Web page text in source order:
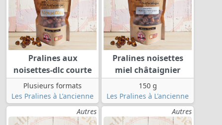
Pralines aux
noisettes-dlc courte
Plusieurs formats
Les Pralines à L'ancienne
Pralines noisettes
miel châtaignier
150 g
Les Pralines à L'ancienne
Autres
Autres